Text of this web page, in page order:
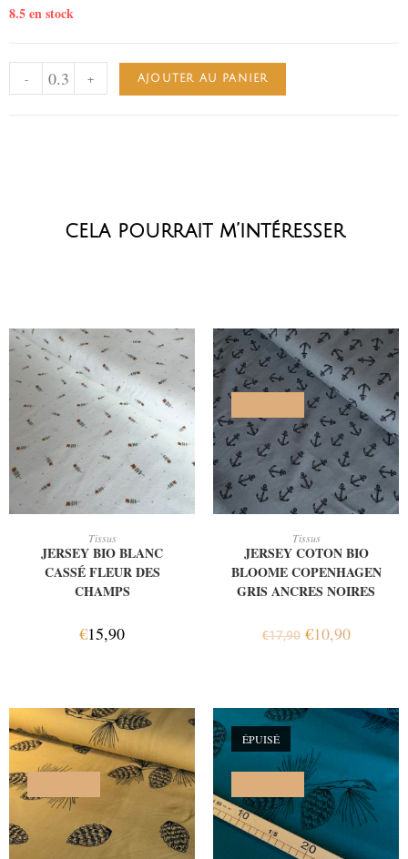
8.5 en stock
- + AJOUTER AU PANIER
cela pourrait m’intéresser
Tissus
JERSEY BIO BLANC
CASSÉ FLEUR DES
CHAMPS
€15,90
Tissus
JERSEY COTON BIO
BLOOME COPENHAGEN
GRIS ANCRES NOIRES
€17,90 €10,90
ÉPUISÉ